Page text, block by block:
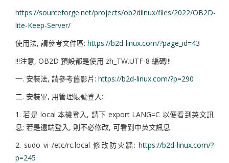
https://sourceforge.net/projects/ob2dlinux/files/2022/OB2D-
lite-Keep-Server/
使用法, 請參考文件區: https://b2d-linux.com/?page_id=43
!!!注意, OB2D 預設都是使用 zh_TW.UTF-8 編碼!!!
一. 安裝法, 請參考舊影片: https://b2d-linux.com/?p=290
二. 安裝畢, 用管理帳號登入:
1. 若是 local 本機登入, 請下 export LANG=C 以便看到英文訊
息; 若是遠端登入, 則不必修改, 可看到中英文訊息.
2. sudo vi /etc/rc.local 修改防火牆: https://b2d-linux.com/?
p=245